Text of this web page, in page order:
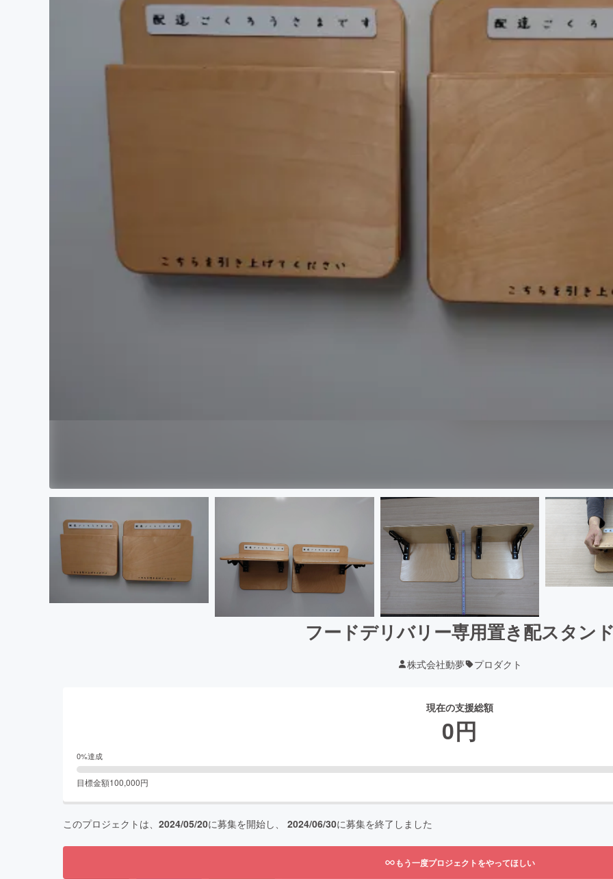
フードデリバリー専用置き配スタン
株式会社動夢 プロダクト
現在の支援総額
0円
0%達成
目標金額100,000円
このプロジェクトは、 2024/05/20に募集を開始し、 2024/06/30に募集を終了しました
もう一度プロジェクトをやってほしい